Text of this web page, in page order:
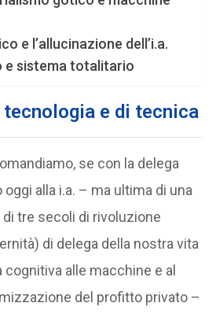
e l’allucinazione dell’i.a.
e sistema totalitario
e di tecnica
se con la delega
alla i.a. – ma ultima di una
tre secoli di rivoluzione
di delega della nostra vita
cognitiva alle macchine e al
del profitto privato –